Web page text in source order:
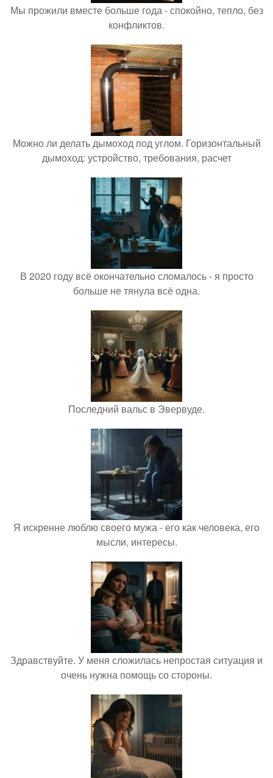
Мы прожили вместе больше года - спокойно, тепло, без
конфликтов.
Можно ли делать дымоход под углом. Горизонтальный
дымоход: устройство, требования, расчет
В 2020 году всё окончательно сломалось - я просто
больше не тянула всё одна.
Последний вальс в Эвервуде.
Я искренне люблю своего мужа - его как человека, его
мысли, интересы.
Здравствуйте. У меня сложилась непростая ситуация и
очень нужна помощь со стороны.